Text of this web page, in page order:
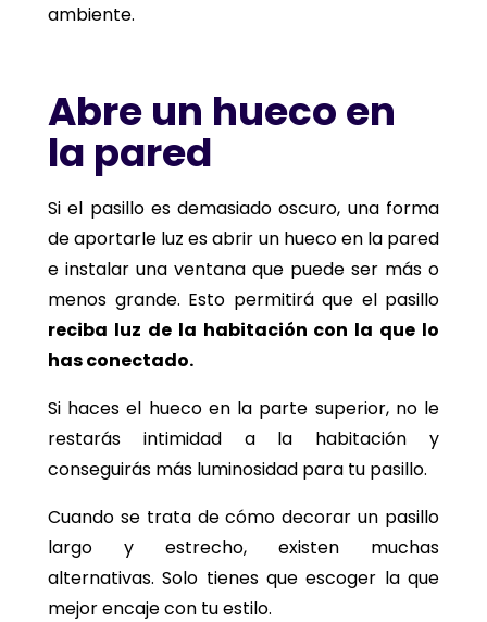
ambiente.
Abre un hueco en
la pared
Si el pasillo es demasiado oscuro, una forma
de aportarle luz es abrir un hueco en la pared
e instalar una ventana que puede ser más o
menos grande. Esto permitirá que el pasillo
reciba luz de la habitación con la que lo
has conectado.
Si haces el hueco en la parte superior, no le
restarás intimidad a la habitación y
conseguirás más luminosidad para tu pasillo.
Cuando se trata de cómo decorar un pasillo
largo y estrecho, existen muchas
alternativas. Solo tienes que escoger la que
mejor encaje con tu estilo.